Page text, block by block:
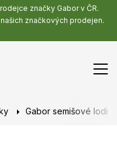
značky Gabor v ČR.
značkových prodejen.
Gabor semišové